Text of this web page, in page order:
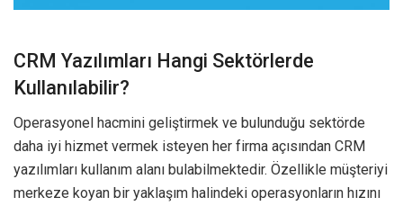
CRM Yazılımları Hangi Sektörlerde
Kullanılabilir?
Operasyonel hacmini geliştirmek ve bulunduğu sektörde
daha iyi hizmet vermek isteyen her firma açısından CRM
yazılımları kullanım alanı bulabilmektedir. Özellikle müşteriyi
merkeze koyan bir yaklaşım halindeki operasyonların hızını